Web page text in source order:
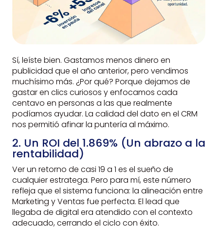
Sí, leíste bien. Gastamos menos dinero en
publicidad que el año anterior, pero vendimos
muchísimo más. ¿Por qué? Porque dejamos de
gastar en clics curiosos y enfocamos cada
centavo en personas a las que realmente
podíamos ayudar. La calidad del dato en el CRM
nos permitió afinar la puntería al máximo.
2. Un ROI del 1.869% (Un abrazo a la
rentabilidad)
Ver un retorno de casi 19 a 1 es el sueño de
cualquier estratega. Pero para mí, este número
refleja que el sistema funciona: la alineación entre
Marketing y Ventas fue perfecta. El lead que
llegaba de digital era atendido con el contexto
adecuado, cerrando el ciclo con éxito.